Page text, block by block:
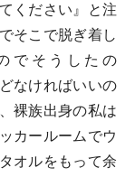
ください』と注
そこで脱ぎ着し
でそうしたの
なければいいの
裸族出身の私は
カールームでウ
オルをもって余